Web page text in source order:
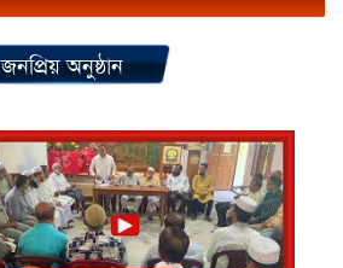
জনপ্রিয় অনুষ্ঠান